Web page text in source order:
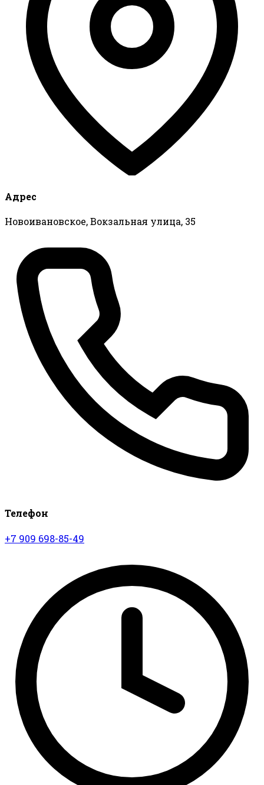
Адрес
Новоивановское, Вокзальная улица, 35
Телефон
+7 909 698-85-49